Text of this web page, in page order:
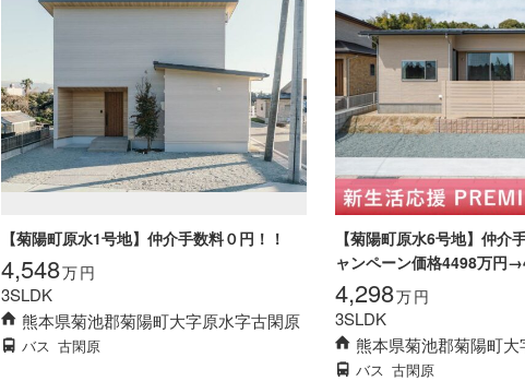
【菊陽町原水1号地】仲介手数料０円！！
4,548万円
3SLDK
熊本県菊池郡菊陽町大字原水字古閑原
バス 古閑原
【菊陽町原水6号地】仲介
ャンペーン価格4498万円
4,298万円
3SLDK
熊本県菊池郡菊陽町
バス 古閑原